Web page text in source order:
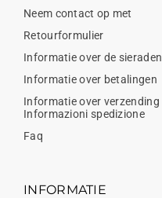
Neem contact op met
Retourformulier
Informatie over de sieraden
Informatie over betalingen
Informatie over verzending
Informazioni spedizione
Faq
INFORMATIE